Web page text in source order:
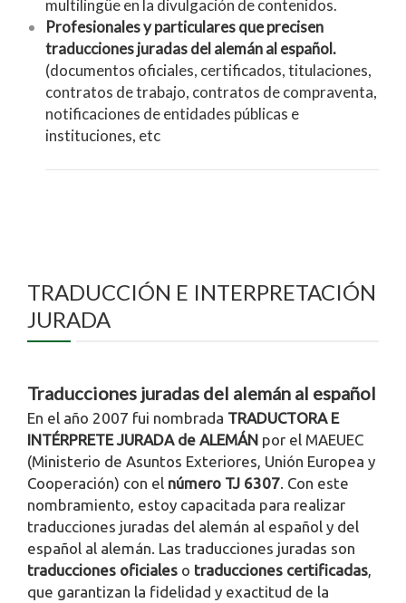
multilingüe en la divulgación de contenidos.
Profesionales y particulares que precisen
traducciones juradas del alemán al español.
(documentos oficiales, certificados, titulaciones,
contratos de trabajo, contratos de compraventa,
notificaciones de entidades públicas e
instituciones, etc
TRADUCCIÓN E INTERPRETACIÓN
JURADA
Traducciones juradas del alemán al español
En el año 2007 fui nombrada TRADUCTORA E
INTÉRPRETE JURADA de ALEMÁN por el MAEUEC
(Ministerio de Asuntos Exteriores, Unión Europea y
Cooperación) con el número TJ 6307. Con este
nombramiento, estoy capacitada para realizar
traducciones juradas del alemán al español y del
español al alemán. Las traducciones juradas son
traducciones oficiales o traducciones certificadas,
que garantizan la fidelidad y exactitud de la